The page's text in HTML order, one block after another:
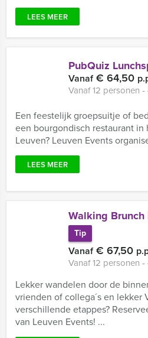
LEES MEER
PubQuiz
Vanaf€ 64,50
Vanaf 12 personen
Een feestelijk groepsuitje of
een bourgondisch restaurant in
Leuven? Leuven Events
LEES MEER
Walking Brunch
Tip
Vanaf€ 67,50
Vanaf 12 personen
Lekker wandelen door de
vrienden of collega´s en lekker
verschillende etappes?
van Leuven Events! ...